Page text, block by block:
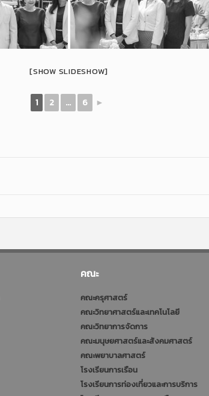
[SHOW SLIDESHOW]
1 2 ... 6 ►
คณะ
คณะครุศาสตร์
คณะวิทยาศาสตร์และเทคโนโลยี
คณะวิทยาการจัดการ
คณะมนุษยศาสตร์และสังคมศาสตร์
คณะพยาบาลศาสตร์
โรงเรียนการเรือน
โรงเรียนการท่องเที่ยวและการบริการ